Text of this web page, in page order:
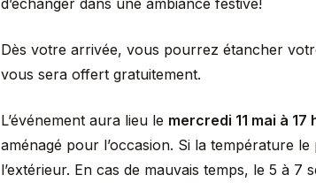
d’échanger dans une ambiance festive!
Dès votre arrivée, vous pourrez étancher
vous sera offert gratuitement.
L’événement aura lieu le mercredi 11 mai à 17
aménagé pour l’occasion. Si la température
l’extérieur. En cas de mauvais temps, le 5 à 7